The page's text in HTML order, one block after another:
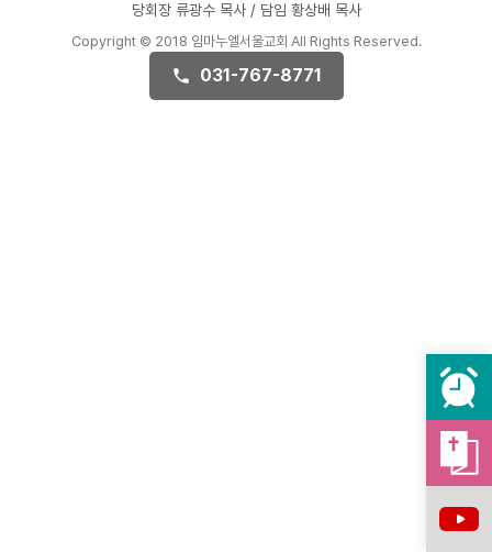
당회장 류광수 목사 / 담임 황상배 목사
Copyright © 2018 임마누엘서울교회 All Rights Reserved.
031-767-8771